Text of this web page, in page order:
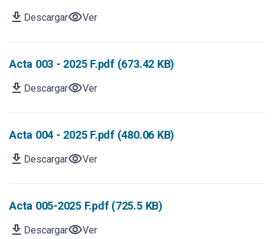
download DescargarvisibilityVer
Acta 003 - 2025 F.pdf (673.42 KB)
download DescargarvisibilityVer
Acta 004 - 2025 F.pdf (480.06 KB)
download DescargarvisibilityVer
Acta 005-2025 F.pdf (725.5 KB)
download DescargarvisibilityVer